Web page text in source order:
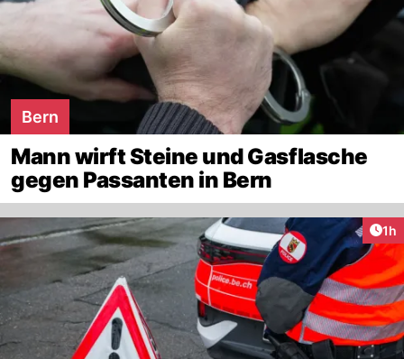
Bern
Mann wirft Steine und Gasflasche
gegen Passanten in Bern
1h